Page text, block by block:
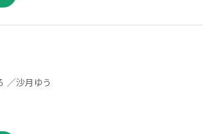
朝谷コトリ ／ふじわら（ムービック） ／志島とひろ ／沙月ゆう